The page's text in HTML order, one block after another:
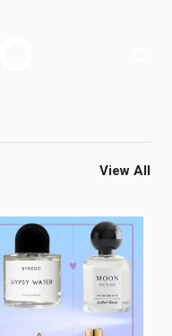
View All